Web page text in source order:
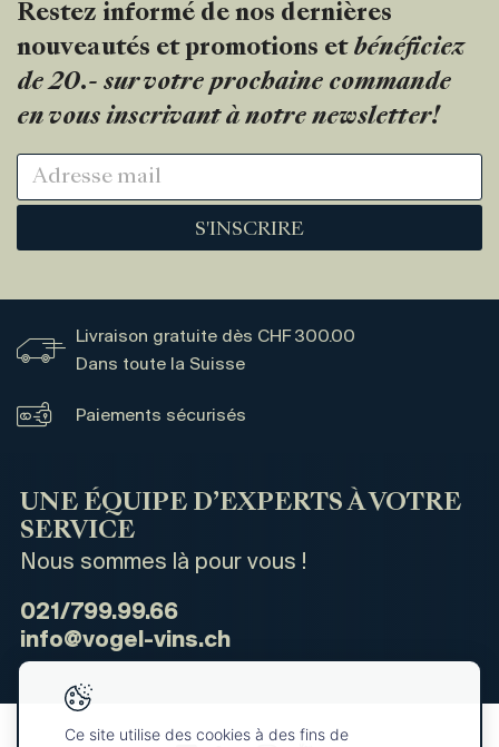
Restez informé de nos dernières
nouveautés et promotions et bénéficiez
de 20.- sur votre prochaine commande
en vous inscrivant à notre newsletter!
S'INSCRIRE
Livraison gratuite dès CHF 300.00
Dans toute la Suisse
Paiements sécurisés
UNE ÉQUIPE D’EXPERTS À VOTRE
SERVICE
Nous sommes là pour vous !
021/799.99.66
info@vogel-vins.ch
Ce site utilise des cookies à des fins de